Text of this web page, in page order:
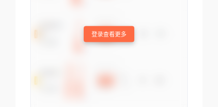
登录查看更多